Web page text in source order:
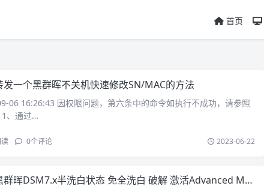
首页
发一个黑群晖不关机快速修改SN/MAC的方法
06 16:26:43 因权限问题，第六条中的命令如执行不成功，请参照
1、通过…
0个评论 2023-06-22
晖DSM7.x半洗白状态 免全洗白 破解 激活Advanced Media Extensions 3.0.0 3.1.0或以上版本套件